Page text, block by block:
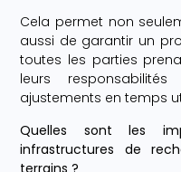
Cela permet non
aussi de garantir un
toutes les parties
leurs
ajustements en temps
Quelles sont les
infrastructures de
terrains ?